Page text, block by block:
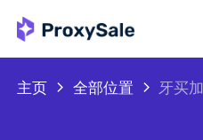
主页 全部位置 牙买加